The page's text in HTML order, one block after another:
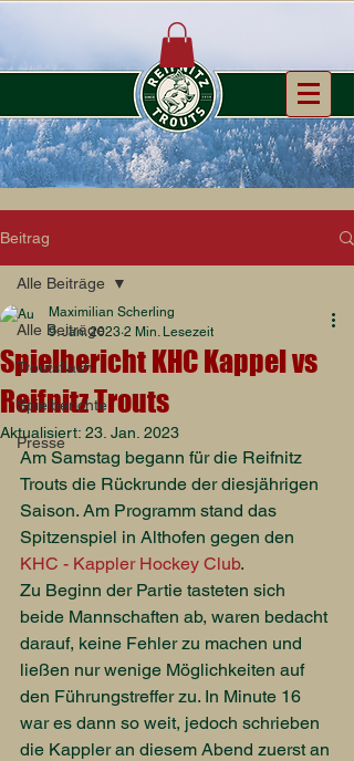
Beitrag
Alle Beiträge
Troutsflash
Spielberichte
Presse
Alle Beiträge
Spielbericht KHC Kappel vs
Reifnitz Trouts
Maximilian Scherling
9. Jan. 2023 2 Min. Lesezeit
Aktualisiert: 23. Jan. 2023
Am Samstag begann für die Reifnitz
Trouts die Rückrunde der diesjährigen
Saison. Am Programm stand das
Spitzenspiel in Althofen gegen den
KHC - Kappler Hockey Club.
Zu Beginn der Partie tasteten sich
beide Mannschaften ab, waren bedacht
darauf, keine Fehler zu machen und
ließen nur wenige Möglichkeiten auf
den Führungstreffer zu. In Minute 16
war es dann so weit, jedoch schrieben
die Kappler an diesem Abend zuerst an